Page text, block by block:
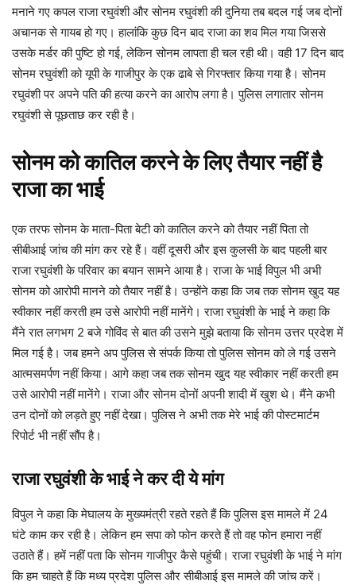
मनाने गए कपल राजा रघुवंशी और सोनम रघुवंशी की दुनिया तब बदल गई जब दोनों
अचानक से गायब हो गए। हालांकि कुछ दिन बाद राजा का शव मिल गया जिससे
उसके मर्डर की पुष्टि हो गई, लेकिन सोनम लापता ही चल रही थी। वही 17 दिन बाद
सोनम रघुवंशी को यूपी के गाजीपुर के एक ढाबे से गिरफ्तार किया गया है। सोनम
रघुवंशी पर अपने पति की हत्या करने का आरोप लगा है। पुलिस लगातार सोनम
रघुवंशी से पूछताछ कर रही है।
सोनम को कातिल करने के लिए तैयार नहीं है
राजा का भाई
एक तरफ सोनम के माता-पिता बेटी को कातिल करने को तैयार नहीं पिता तो
सीबीआई जांच की मांग कर रहे हैं। वहीं दूसरी और इस कुलसी के बाद पहली बार
राजा रघुवंशी के परिवार का बयान सामने आया है। राजा के भाई विपुल भी अभी
सोनम को आरोपी मानने को तैयार नहीं है। उन्होंने कहा कि जब तक सोनम खुद यह
स्वीकार नहीं करती हम उसे आरोपी नहीं मानेंगे। राजा रघुवंशी के भाई ने कहा कि
मैंने रात लगभग 2 बजे गोविंद से बात की उसने मुझे बताया कि सोनम उत्तर प्रदेश में
मिल गई है। जब हमने अप पुलिस से संपर्क किया तो पुलिस सोनम को ले गई उसने
आत्मसमर्पण नहीं किया। आगे कहा जब तक सोनम खुद यह स्वीकार नहीं करती हम
उसे आरोपी नहीं मानेंगे। राजा और सोनम दोनों अपनी शादी में खुश थे। मैंने कभी
उन दोनों को लड़ते हुए नहीं देखा। पुलिस ने अभी तक मेरे भाई की पोस्टमार्टम
रिपोर्ट भी नहीं सौंप है।
राजा रघुवंशी के भाई ने कर दी ये मांग
विपुल ने कहा कि मेघालय के मुख्यमंत्री रहते रहते हैं कि पुलिस इस मामले में 24
घंटे काम कर रही है। लेकिन हम सपा को फोन करते हैं तो वह फोन हमारा नहीं
उठाते हैं। हमें नहीं पता कि सोनम गाजीपुर कैसे पहुंची। राजा रघुवंशी के भाई ने मांग
कि हम चाहते हैं कि मध्य प्रदेश पुलिस और सीबीआई इस मामले की जांच करें।